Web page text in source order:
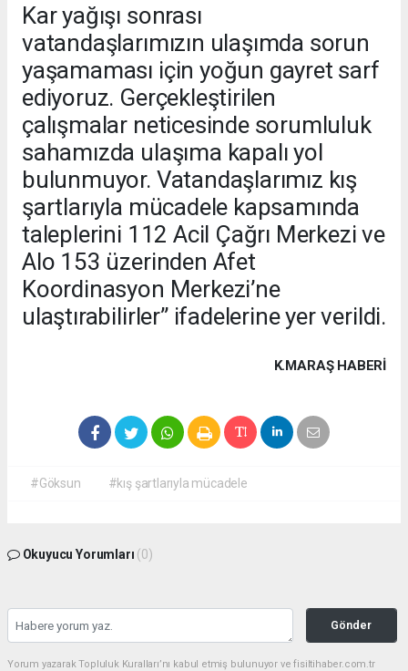
Kar yağışı sonrası
vatandaşlarımızın ulaşımda sorun
yaşamaması için yoğun gayret sarf
ediyoruz. Gerçekleştirilen
çalışmalar neticesinde sorumluluk
sahamızda ulaşıma kapalı yol
bulunmuyor. Vatandaşlarımız kış
şartlarıyla mücadele kapsamında
taleplerini 112 Acil Çağrı Merkezi ve
Alo 153 üzerinden Afet
Koordinasyon Merkezi’ne
ulaştırabilirler” ifadelerine yer verildi.
K.MARAŞ HABERİ
#Göksun #kış şartlarıyla mücadele
Okuyucu Yorumları (0)
Gönder
Yorum yazarak Topluluk Kuralları’nı kabul etmiş bulunuyor ve fisiltihaber.com.tr